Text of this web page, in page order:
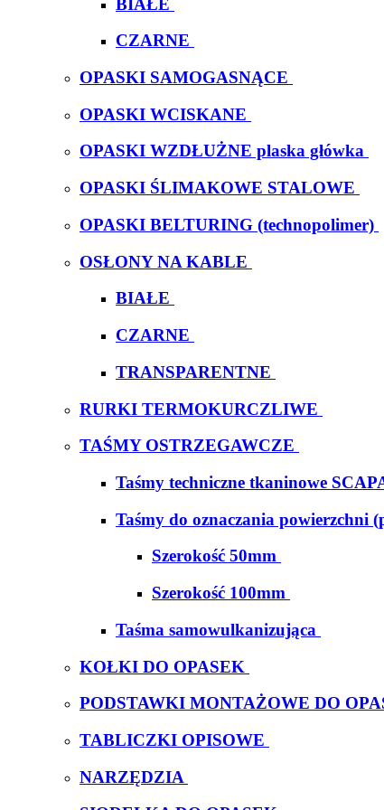
CZARNE
OPASKI SAMOGASNĄCE
OPASKI WCISKANE
OPASKI WZDŁUŻNE plaska główka
OPASKI ŚLIMAKOWE STALOWE
OPASKI BELTURING (technopolimer)
OSŁONY NA KABLE
BIAŁE
CZARNE
TRANSPARENTNE
RURKI TERMOKURCZLIWE
TAŚMY OSTRZEGAWCZE
Taśmy techniczne tkaninowe
Taśmy do oznaczania powierzchni
Szerokość 50mm
Szerokość 100mm
Taśma samowulkanizująca
KOŁKI DO OPASEK
PODSTAWKI MONTAŻOWE DO
TABLICZKI OPISOWE
NARZĘDZIA